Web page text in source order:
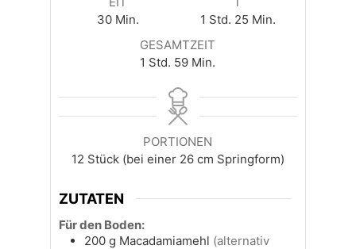
30Minuten
Min.
1 Stunde
Std. 25Minuten
Min.
GESAMTZEIT
1 Stunde
Std. 59Minuten
Min.
PORTIONEN
12 Stück (bei einer 26 cm Springform)
ZUTATEN
Für den Boden:
200 g Macadamiamehl (alternativ